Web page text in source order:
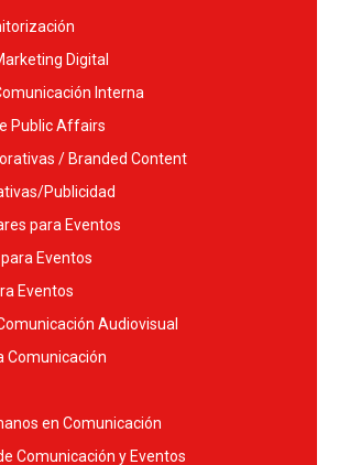
Digital
Interna
Public Affairs
/ Branded Content
Publicidad
para Eventos
Eventos
Eventos
Audiovisual
Comunicación
en Comunicación
Comunicación y Eventos